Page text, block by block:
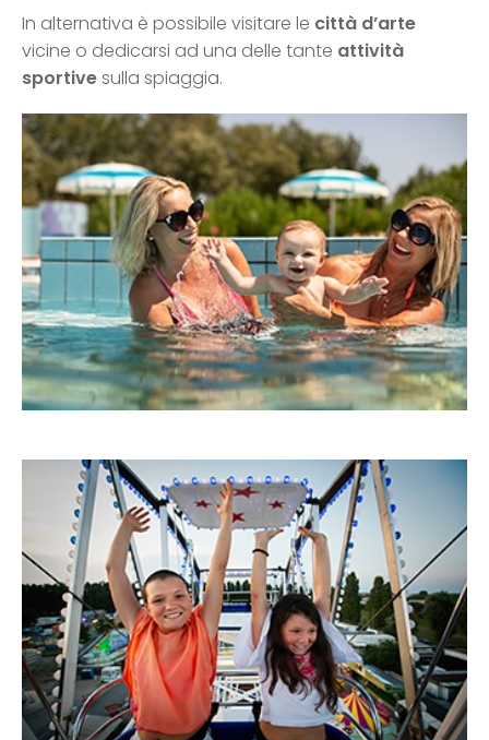
In alternativa è possibile visitare le città d’arte
vicine o dedicarsi ad una delle tante attività
sportivesulla spiaggia.